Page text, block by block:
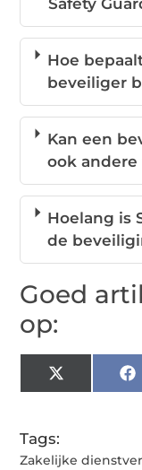
Safety
Hoe
beveiliger
Kan een
ook
Hoelang is
de
Goed
op:
X
(Twitter)
Tags:
Zakelijke